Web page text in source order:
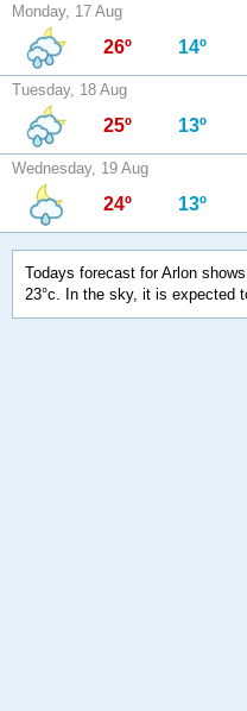
Monday, 17 Aug
26º 14º
Tuesday, 18 Aug
25º 13º
Wednesday, 19 Aug
24º 13º
Todays forecast for Arlon
23°c. In the sky, it is expected